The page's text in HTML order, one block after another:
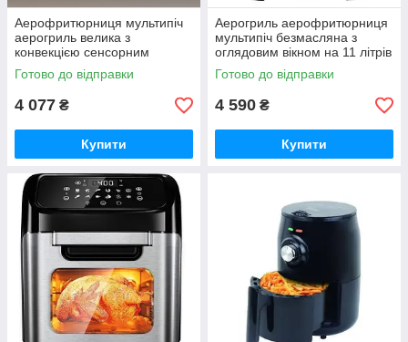
Аерофритюрниця мультипіч
аерогриль велика з
конвекцією сенсорним
керуванням та об’ємом 8 л
(04122)
Готово до відправки
4 077 ₴
Купити
Аерогриль аерофритюрниця
мультипіч безмасляна з
оглядовим вікном на 11 літрів
Готово до відправки
4 590 ₴
Купити